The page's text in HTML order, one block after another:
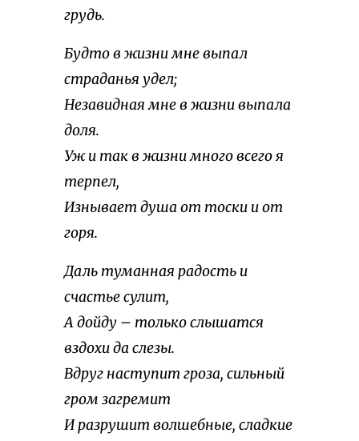
грудь.
Будто в жизни мне выпал
страданья удел;
Незавидная мне в жизни выпала
доля.
Уж и так в жизни много всего я
терпел,
Изнывает душа от тоски и от
горя.
Даль туманная радость и
счастье сулит,
А дойду – только слышатся
вздохи да слезы.
Вдруг наступит гроза, сильный
гром загремит
И разрушит волшебные, сладкие